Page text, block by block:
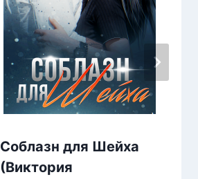
Соблазн для Шейха
(Виктория